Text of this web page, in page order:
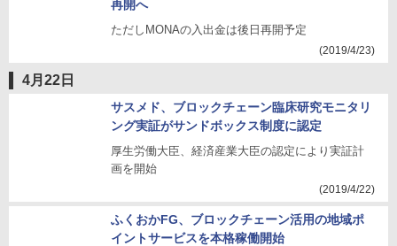
再開へ
ただしMONAの入出金は後日再開予定
(2019/4/23)
4月22日
サスメド、ブロックチェーン臨床研究モニタリ
ング実証がサンドボックス制度に認定
厚生労働大臣、経済産業大臣の認定により実証計
画を開始
(2019/4/22)
ふくおかFG、ブロックチェーン活用の地域ポ
イントサービスを本格稼働開始